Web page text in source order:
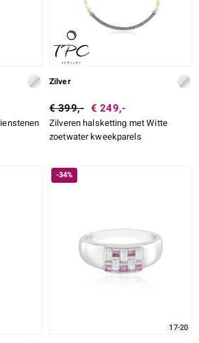
Zilver
€ 399,- € 249,-
Zilveren halsketting met Witte
zoetwater kweekparels
-34%
17-20